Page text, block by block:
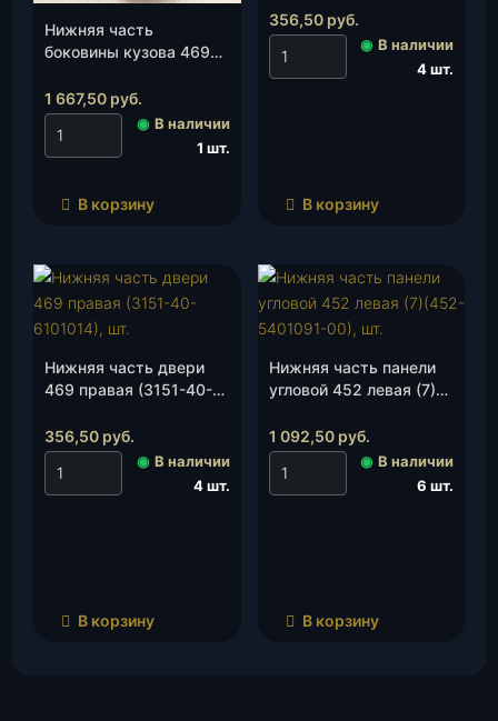
Нижняя часть
боковины кузова 469
(3151-40-5401058), шт.
1 667,50 руб.
◉ В наличии
1 шт.
В корзину
356,50 руб.
◉ В наличии
4 шт.
В корзину
Нижняя часть двери
469 правая (3151-40-
356,50 руб.
◉ В наличии
4 шт.
В корзину
Нижняя часть панели
угловой 452 левая (7)
1 092,50 руб.
◉ В наличии
6 шт.
В корзину